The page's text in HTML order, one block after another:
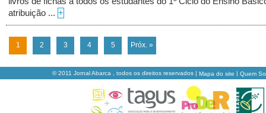
atribuição ... +
1 2 3 4 5 Próx. »
© 2011 Jornal Abarca , todos os direitos reservados | Mapa do site | Quem